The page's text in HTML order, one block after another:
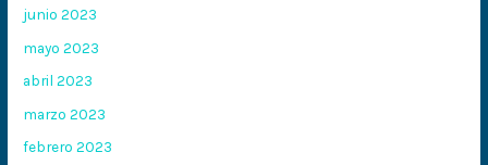
junio 2023
mayo 2023
abril 2023
marzo 2023
febrero 2023